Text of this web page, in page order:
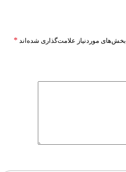
بخش‌های موردنیاز علامت‌گذاری شده‌اند *